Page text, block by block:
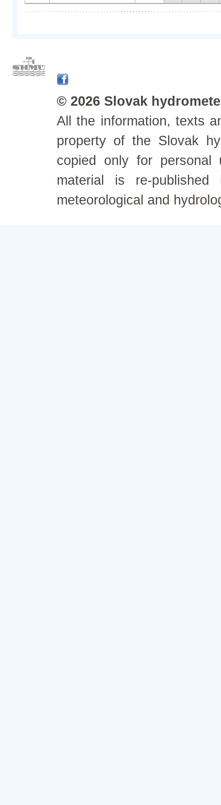
© 2026 Slovak
All the information, texts
property of the Slovak
copied only for personal
material is re-
meteorological and